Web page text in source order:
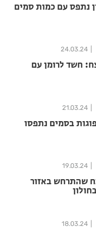
נתפס עם כמות סמים
24.03.24
חשד לרומן עם
21.03.24
בסמים נתפסו
19.03.24
שהתרחש באזור
18.03.24